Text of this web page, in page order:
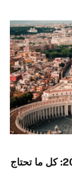
دليل تصريح الإقامة في إيطاليا 2027: كل ما تحتاج